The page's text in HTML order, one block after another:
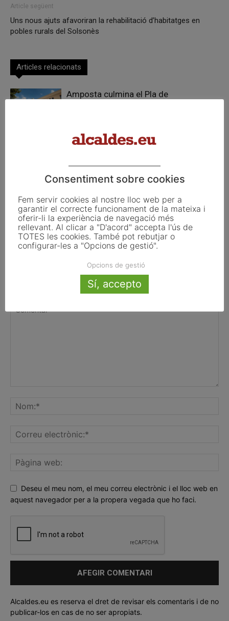
Article següent
Uns nous ajuts afavoriran la rehabilitació d’habitatges en
pobles rurals del Solsonès
Articles relacionats
Amposta culmina el Pla de
Pals reclama revisar el decret dels
l’autonomia municipal
batalla de l’Ebre amb un programa
d’activitats per preservar la història i
promoure la cultura de la pau
Deseu el meu nom, el meu correu electrònic i el lloc web en
aquest navegador per a la propera vegada que ho faci.
Alcaldes.eu es reserva el dret de revisar els comentaris i de no
publicar-los en cas de no ser apropiats.
Consentiment sobre cookies
Fem servir cookies al nostre lloc web per a
garantir el correcte funcionament de la mateixa i
oferir-li la experiència de navegació més
rellevant. Al clicar a "D'acord" accepta l'ús de
TOTES les cookies. També pot rebutjar o
configurar-les a "Opcions de gestió".
Opcions de gestió
Sí, accepto